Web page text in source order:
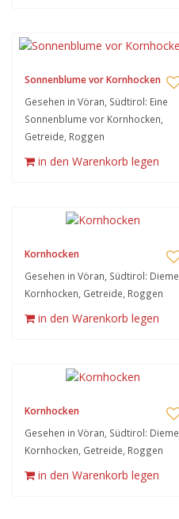
Sonnenblume vor Kornhocken
Gesehen in Vöran, Südtirol: Eine
Sonnenblume vor Kornhocken,
Getreide, Roggen
in den Warenkorb legen
Kornhocken
Gesehen in Vöran, Südtirol: Dieme,
Kornhocken, Getreide, Roggen
in den Warenkorb legen
Kornhocken
Gesehen in Vöran, Südtirol: Dieme,
Kornhocken, Getreide, Roggen
in den Warenkorb legen